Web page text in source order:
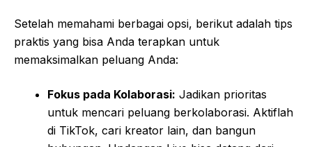
Setelah memahami berbagai opsi, berikut adalah tips
praktis yang bisa Anda terapkan untuk
memaksimalkan peluang Anda:
Fokus pada Kolaborasi: Jadikan prioritas
untuk mencari peluang berkolaborasi. Aktiflah
di TikTok, cari kreator lain, dan bangun